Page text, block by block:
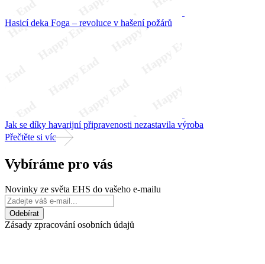
Hasicí deka Foga – revoluce v hašení požárů
Jak se díky havarijní připravenosti nezastavila výroba
Přečtěte si víc
Vybíráme pro vás
Novinky ze světa EHS do vašeho e-mailu
Zásady zpracování osobních údajů